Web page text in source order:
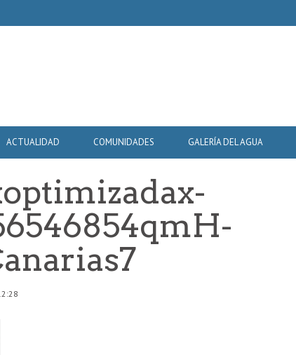
ACTUALIDAD COMUNIDADES GALERÍA DEL AGUA